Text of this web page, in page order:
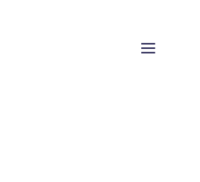
Menu